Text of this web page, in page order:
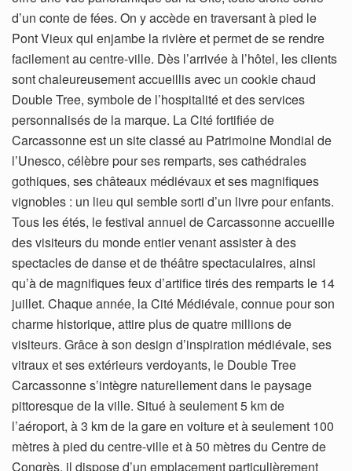
d’un conte de fées. On y accède en traversant à pied le
Pont Vieux qui enjambe la rivière et permet de se rendre
facilement au centre-ville. Dès l’arrivée à l’hôtel, les clients
sont chaleureusement accueillis avec un cookie chaud
Double Tree, symbole de l’hospitalité et des services
personnalisés de la marque. La Cité fortifiée de
Carcassonne est un site classé au Patrimoine Mondial de
l’Unesco, célèbre pour ses remparts, ses cathédrales
gothiques, ses châteaux médiévaux et ses magnifiques
vignobles : un lieu qui semble sorti d’un livre pour enfants.
Tous les étés, le festival annuel de Carcassonne accueille
des visiteurs du monde entier venant assister à des
spectacles de danse et de théâtre spectaculaires, ainsi
qu’à de magnifiques feux d’artifice tirés des remparts le 14
juillet. Chaque année, la Cité Médiévale, connue pour son
charme historique, attire plus de quatre millions de
visiteurs. Grâce à son design d’inspiration médiévale, ses
vitraux et ses extérieurs verdoyants, le Double Tree
Carcassonne s’intègre naturellement dans le paysage
pittoresque de la ville. Situé à seulement 5 km de
l’aéroport, à 3 km de la gare en voiture et à seulement 100
mètres à pied du centre-ville et à 50 mètres du Centre de
Congrès, il dispose d’un emplacement particulièrement